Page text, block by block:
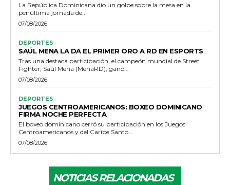
La República Dominicana dio un golpe sobre la mesa en la
penúltima jornada de...
07/08/2026
DEPORTES
SAÚL MENA LA DA EL PRIMER ORO A RD EN ESPORTS
Tras una destaca participación, el campeón mundial de Street
Fighter, Saúl Mena (MenaRD), ganó...
07/08/2026
DEPORTES
JUEGOS CENTROAMERICANOS: BOXEO DOMINICANO
FIRMA NOCHE PERFECTA
El boxeo dominicano cerró su participación en los Juegos
Centroamericanos y del Caribe Santo...
07/08/2026
NOTICIAS RELACIONADAS